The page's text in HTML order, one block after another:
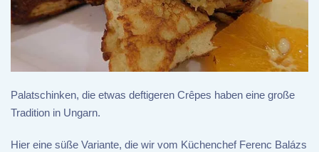
Palatschinken, die etwas deftigeren Crêpes haben eine große
Tradition in Ungarn.
Hier eine süße Variante, die wir vom Küchenchef Ferenc Balázs